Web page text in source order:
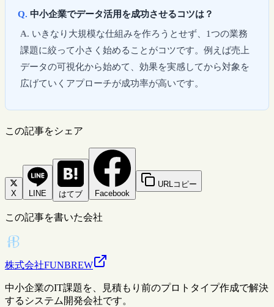
中小企業でデータ活用を成功させるコツは？
いきなり大規模な仕組みを作ろうとせず、1つの業務
課題に絞って小さく始めることがコツです。例えば売上
データの可視化から始めて、効果を実感してから対象を
広げていくアプローチが成功率が高いです。
この記事をシェア
X LINE はてブ Facebook
URLコピー
この記事を書いた会社
株式会社FUNBREW
中小企業のIT課題を、見積もり前のプロトタイプ作成で解決
するシステム開発会社です。